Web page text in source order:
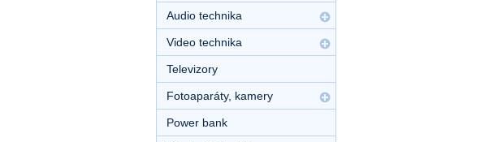
Audio technika
Video technika
Televizory
Fotoaparáty, kamery
Power bank